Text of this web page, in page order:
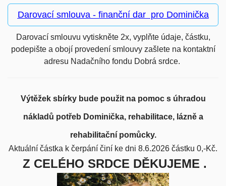
Darovací smlouva - finanční dar pro Dominička
Darovací smlouvu vytiskněte 2x, vyplňte údaje, částku,
podepište a obojí provedení smlouvy zašlete na kontaktní
adresu Nadačního fondu Dobrá srdce.
Výtěžek sbírky bude použit na pomoc s úhradou
nákladů potřeb Dominička, rehabilitace, lázně a
rehabilitační pomůcky.
Aktuální částka k čerpání činí ke dni 8.6.2026 částku 0,-Kč.
Z CELÉHO SRDCE DĚKUJEME .